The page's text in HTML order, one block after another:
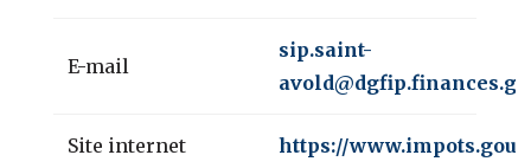
E-mail
sip.saint-
Site internet https://